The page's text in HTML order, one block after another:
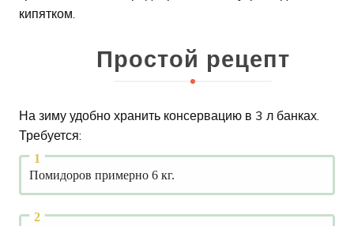
кипятком.
Простой рецепт
На зиму удобно хранить консервацию в 3 л банках.
Требуется:
Помидоров примерно 6 кг.